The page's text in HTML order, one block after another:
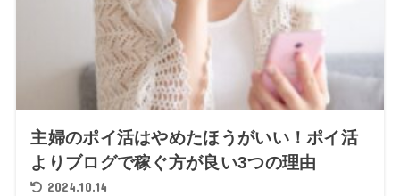
主婦のポイ活はやめたほうがいい！ポイ活
よりブログで稼ぐ方が良い3つの理由
2024.10.14